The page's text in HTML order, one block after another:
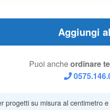
Aggiungi
Puoi ancheordinare